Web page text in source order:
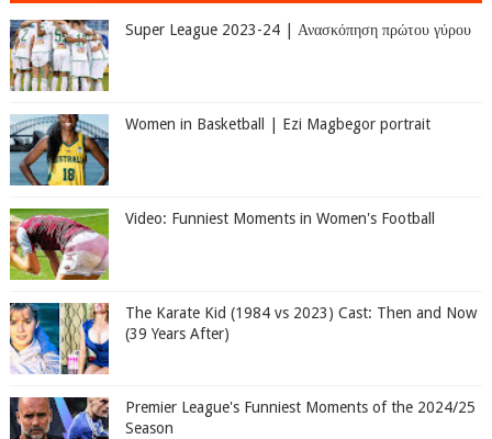
Super League 2023-24 | Ανασκόπηση πρώτου γύρου
Women in Basketball | Ezi Magbegor portrait
Video: Funniest Moments in Women's Football
The Karate Kid (1984 vs 2023) Cast: Then and Now
(39 Years After)
Premier League's Funniest Moments of the 2024/25
Season